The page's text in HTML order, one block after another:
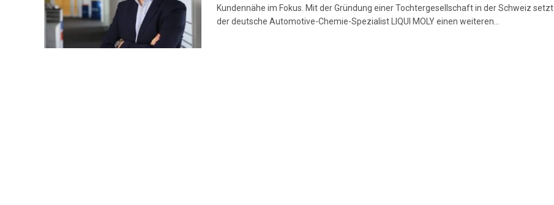
Kundennähe im Fokus. Mit der Gründung einer Tochtergesellschaft in der Schweiz setzt
der deutsche Automotive-Chemie-Spezialist LIQUI MOLY einen weiteren…